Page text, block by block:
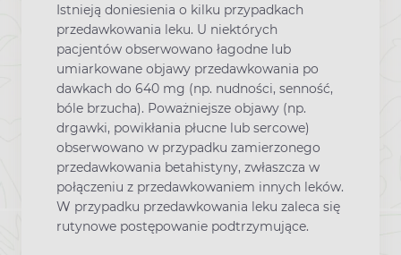
Istnieją doniesienia o kilku przypadkach
przedawkowania leku. U niektórych
pacjentów obserwowano łagodne lub
umiarkowane objawy przedawkowania po
dawkach do 640 mg (np. nudności, senność,
bóle brzucha). Poważniejsze objawy (np.
drgawki, powikłania płucne lub sercowe)
obserwowano w przypadku zamierzonego
przedawkowania betahistyny, zwłaszcza w
połączeniu z przedawkowaniem innych leków.
W przypadku przedawkowania leku zaleca się
rutynowe postępowanie podtrzymujące.